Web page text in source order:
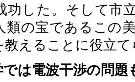
功した。そして市
類の宝であるこの
教えることに役立
では電波干渉の問題